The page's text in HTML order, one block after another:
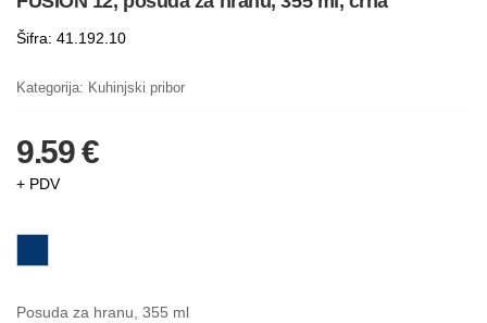
Šifra: 41.192.10
Kategorija: Kuhinjski pribor
9.59 €
+ PDV
Posuda za hranu, 355 ml